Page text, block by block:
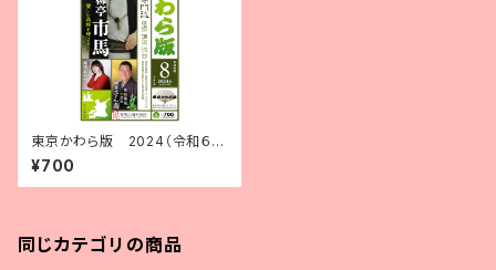
東京かわら版 2024（令和６）
年８月号
¥700
同じカテゴリの商品